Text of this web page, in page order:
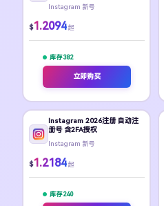
Instagram 新号
$1.2094 起
库存 382
立即购买
Instagram 2026注册 自动注
册号 含2FA授权
Instagram 新号
$1.2184 起
库存 240